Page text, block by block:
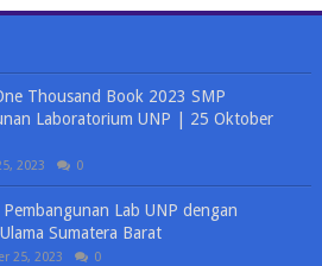
Thousand Book 2023 SMP
Laboratorium UNP | 25 Oktober
2023 0
Lab UNP dengan
Sumatera Barat
25, 2023 0